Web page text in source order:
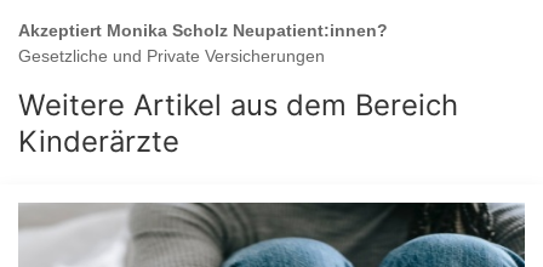
Akzeptiert Monika Scholz Neupatient:innen?
Gesetzliche und Private Versicherungen
Weitere Artikel aus dem Bereich
Kinderärzte